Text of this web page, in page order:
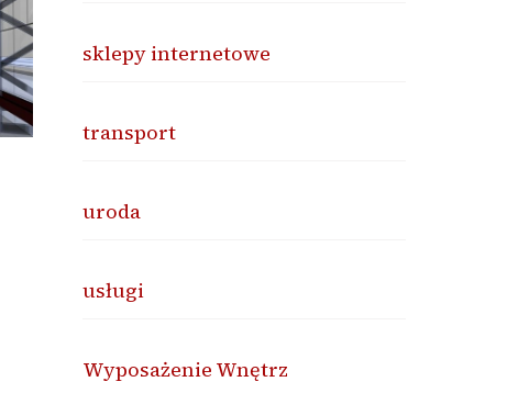
sklepy internetowe
transport
uroda
usługi
Wyposażenie Wnętrz